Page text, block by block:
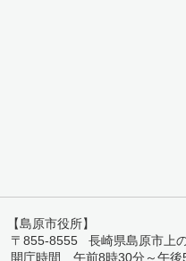
【島原市役所】
〒855-8555 長崎県島原市上
開庁時間 午前8時30分～午後